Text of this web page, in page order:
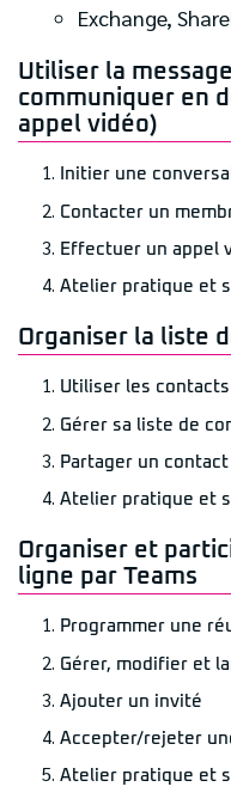
Exchange,
Utiliser la
communiquer en
appel vidéo)
Initier une
Contacter un
Effectuer un appel
Atelier pratique et
Organiser la liste
Utiliser les
Gérer sa liste de
Partager un
Atelier pratique et
Organiser et
ligne par Teams
Programmer une
Gérer, modifier et
Ajouter un invité
Accepter/rejeter
Atelier pratique et